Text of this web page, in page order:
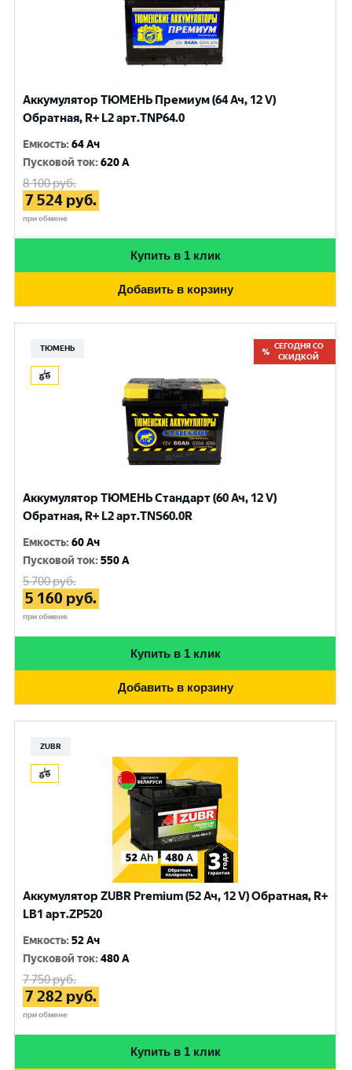
Аккумулятор ТЮМЕНЬ Премиум (64 Ач, 12 V)
Обратная, R+ L2 арт.TNP64.0
Емкость:64 Ач
Пусковой ток:620 A
8 100руб.
7 524 руб.
при обмене
Купить в 1 клик
Добавить в корзину
ТЮМЕНЬ
СЕГОДНЯ СО
СКИДКОЙ
Аккумулятор ТЮМЕНЬ Стандарт (60 Ач, 12 V)
Обратная, R+ L2 арт.TNS60.0R
Емкость:60 Ач
Пусковой ток:550 A
5 700руб.
5 160 руб.
при обмене
Купить в 1 клик
Добавить в корзину
ZUBR
Аккумулятор ZUBR Premium (52 Ач, 12 V) Обратная, R+
LB1 арт.ZP520
Емкость:52 Ач
Пусковой ток:480 A
7 750руб.
7 282 руб.
при обмене
Купить в 1 клик